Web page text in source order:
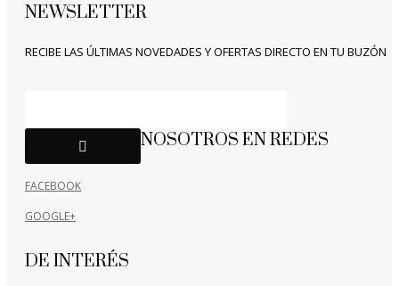
NEWSLETTER
RECIBE LAS ÚLTIMAS NOVEDADES Y OFERTAS DIRECTO EN TU BUZÓN
NOSOTROS EN REDES
FACEBOOK
GOOGLE+
DE INTERÉS